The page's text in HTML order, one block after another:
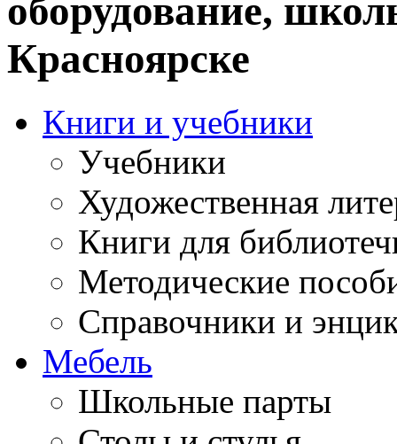
оборудование,
Красноярске
Книги и учебники
Учебники
Художественная
Книги для
Методические
Справочники и
Мебель
Школьные парты